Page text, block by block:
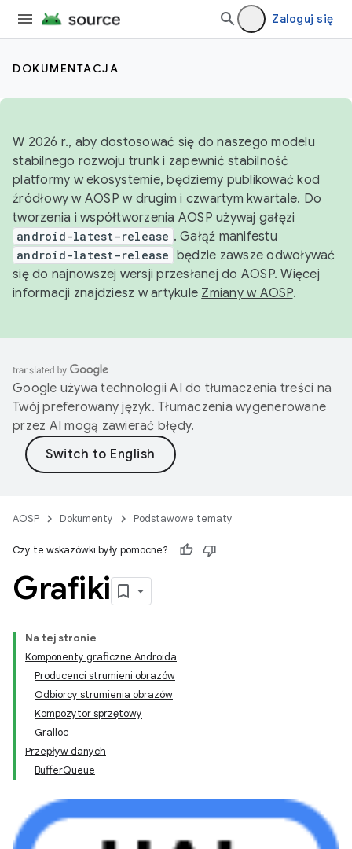
Zaloguj się
DOKUMENTACJA
W 2026 r., aby dostosować się do naszego modelu
stabilnego rozwoju trunk i zapewnić stabilność
platformy w ekosystemie, będziemy publikować kod
źródłowy w AOSP w drugim i czwartym kwartale. Do
tworzenia i współtworzenia AOSP używaj gałęzi
android-latest-release . Gałąź manifestu
android-latest-release będzie zawsze odwoływać
się do najnowszej wersji przesłanej do AOSP. Więcej
informacji znajdziesz w artykule Zmiany w AOSP.
Google używa technologii AI do tłumaczenia treści na
Twój preferowany język. Tłumaczenia wygenerowane
przez AI mogą zawierać błędy.
AOSP Dokumenty Podstawowe tematy
Czy te wskazówki były pomocne?
Grafiki
Na tej stronie
Komponenty graficzne Androida
Producenci strumieni obrazów
Odbiorcy strumienia obrazów
Kompozytor sprzętowy
Gralloc
Przepływ danych
BufferQueue